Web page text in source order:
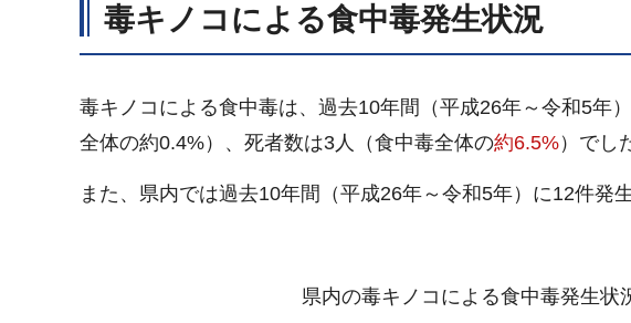
毒キノコによる食中毒発生状況
毒キノコによる食中毒は、過去10年間（平成26年～令和5年
全体の約0.4%）、死者数は3人（食中毒全体の約6.5%）でし
また、県内では過去10年間（平成26年～令和5年）に12件発
県内の毒キノコによる食中毒発生状